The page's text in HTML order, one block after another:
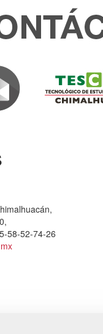
58-52-74-26